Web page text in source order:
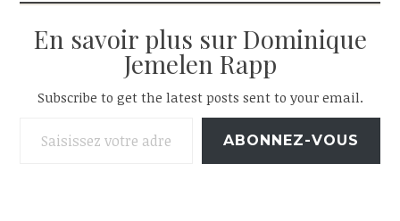
En savoir plus sur Dominique
Jemelen Rapp
Subscribe to get the latest posts sent to your email.
ABONNEZ-VOUS